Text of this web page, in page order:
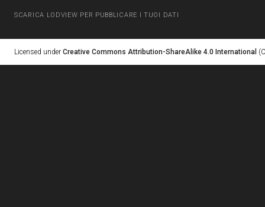
SCARICA LODVIEW PER PUBBLICARE I TUOI DATI
Licensed under Creative Commons Attribution-ShareAlike 4.0 International